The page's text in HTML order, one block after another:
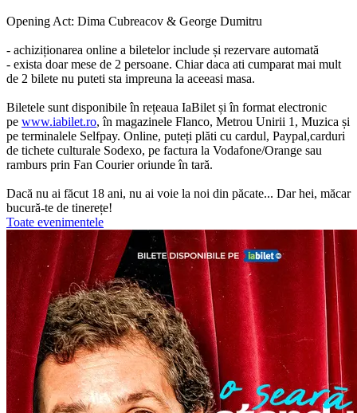
Opening Act: Dima Cubreacov & George Dumitru
- achiziționarea online a biletelor include și rezervare automată
- exista doar mese de 2 persoane. Chiar daca ati cumparat mai mult
de 2 bilete nu puteti sta impreuna la aceeasi masa.
Biletele sunt disponibile în rețeaua IaBilet și în format electronic
pe www.iabilet.ro, în magazinele Flanco, Metrou Unirii 1, Muzica și
pe terminalele Selfpay. Online, puteți plăti cu cardul, Paypal,carduri
de tichete culturale Sodexo, pe factura la Vodafone/Orange sau
ramburs prin Fan Courier oriunde în tară.
Dacă nu ai făcut 18 ani, nu ai voie la noi din păcate... Dar hei, măcar
bucură-te de tinerețe!
Toate evenimentele